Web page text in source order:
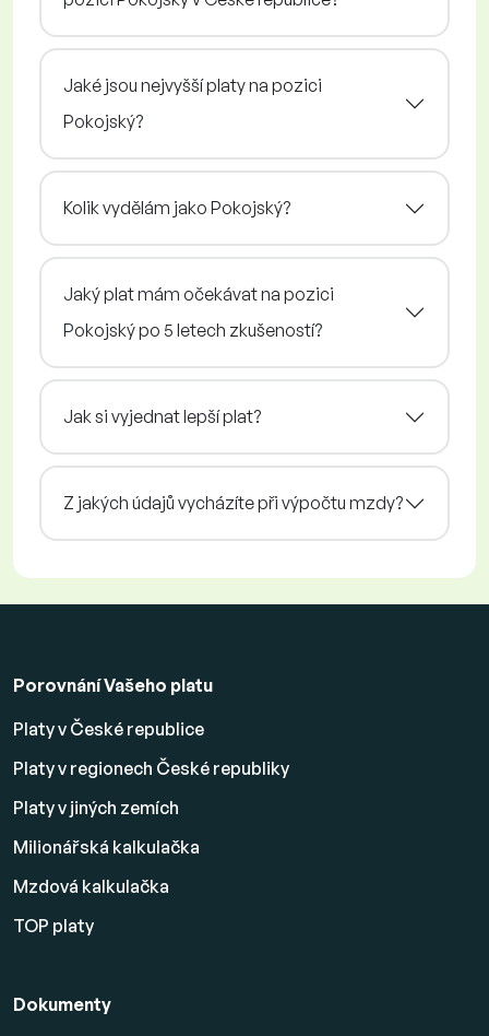
Jaké jsou nejvyšší platy na pozici
Pokojský?
Kolik vydělám jako Pokojský?
Jaký plat mám očekávat na pozici
Pokojský po 5 letech zkušeností?
Jak si vyjednat lepší plat?
Z jakých údajů vycházíte při výpočtu mzdy?
Porovnání Vašeho platu
Platy v České republice
Platy v regionech České republiky
Platy v jiných zemích
Milionářská kalkulačka
Mzdová kalkulačka
TOP platy
Dokumenty